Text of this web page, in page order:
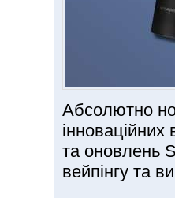
Абсолютно
інноваційних
та оновлень
вейпінгу та